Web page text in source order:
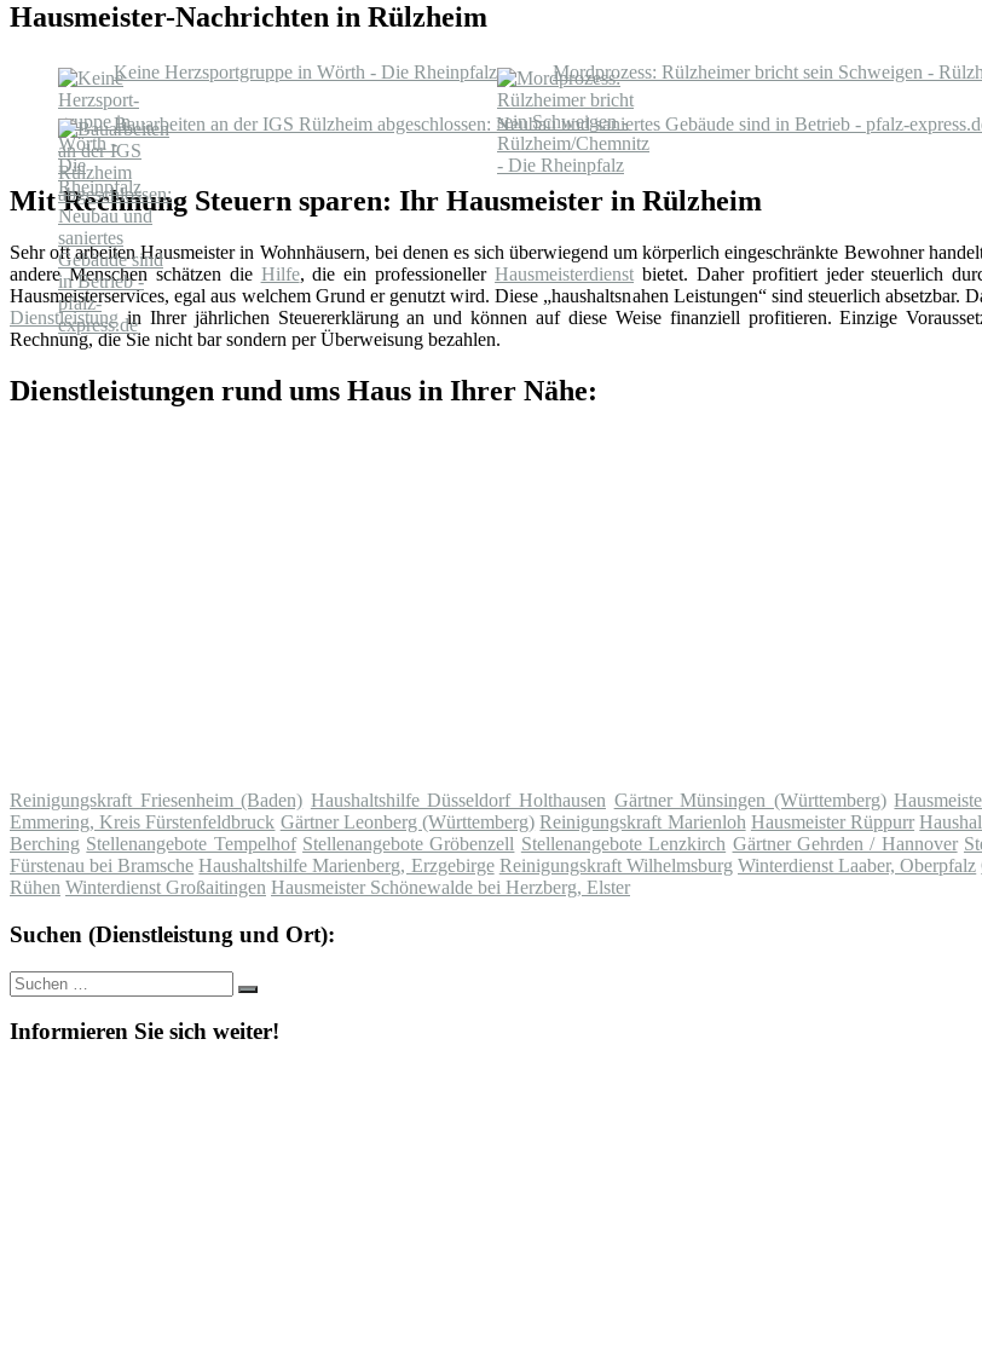
Hausmeister-Nachrichten in Rülzheim
Keine Herz­sport­grup­pe in Wörth - Die Rheinpfalz Mordprozess: Rülzheimer bricht sein Schweigen -
Bauarbeiten an der IGS Rülzheim abgeschlossen: Neubau und saniertes Gebäude sind in Betrieb - pfalz-
Mit Rechnung Steuern sparen: Ihr Hausmeister in Rülzheim
Sehr oft arbeiten Hausmeister in Wohnhäusern, bei denen es sich überwiegend um körperlich eingeschränkte Bewohner
andere Menschen schätzen die Hilfe, die ein professionellerHausmeisterdienst bietet. Daher profitiert jeder steuerlich
Hausmeisterservices, egal aus welchem Grund er genutzt wird. Diese „haushaltsnahen Leistungen“ sind steuerlich absetzbar.
Dienstleistung in Ihrer jährlichen Steuererklärung an und können auf diese Weise finanziell profitieren. Einzige
Rechnung, die Sie nicht bar sondern per Überweisung bezahlen.
Dienstleistungen rund ums Haus in Ihrer Nähe:
Reinigungskraft Friesenheim (Baden) Haushaltshilfe Düsseldorf Holthausen Gärtner Münsingen (Württemberg)
Emmering, Kreis Fürstenfeldbruck Gärtner Leonberg (Württemberg) Reinigungskraft Marienloh Hausmeister Rüppurr
Berching Stellenangebote Tempelhof Stellenangebote Gröbenzell Stellenangebote Lenzkirch Gärtner Gehrden / Hannover
Fürstenau bei Bramsche Haushaltshilfe Marienberg, Erzgebirge Reinigungskraft Wilhelmsburg Winterdienst Laaber, Oberpfalz
Rühen Winterdienst Großaitingen Hausmeister Schönewalde bei Herzberg, Elster
Suchen (Dienstleistung und Ort):
Suche
nach:
Suchen
Informieren Sie sich weiter!